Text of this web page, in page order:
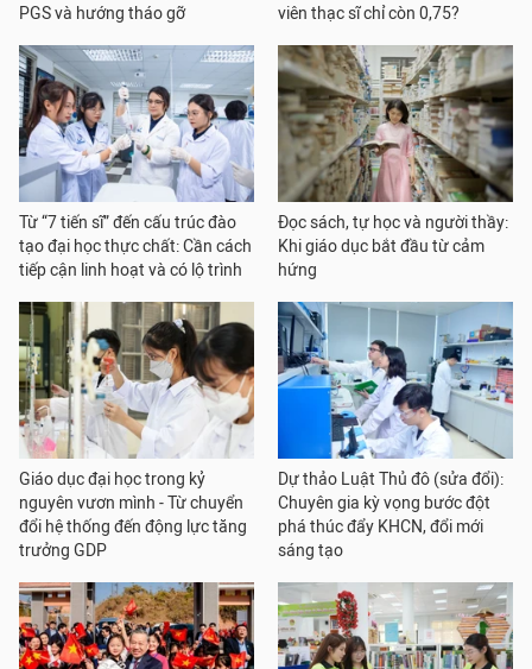
PGS và hướng tháo gỡ
viên thạc sĩ chỉ còn 0,75?
Từ “7 tiến sĩ” đến cấu trúc đào
tạo đại học thực chất: Cần cách
tiếp cận linh hoạt và có lộ trình
Đọc sách, tự học và người thầy:
Khi giáo dục bắt đầu từ cảm
hứng
Giáo dục đại học trong kỷ
nguyên vươn mình - Từ chuyển
đổi hệ thống đến động lực tăng
trưởng GDP
Dự thảo Luật Thủ đô (sửa đổi):
Chuyên gia kỳ vọng bước đột
phá thúc đẩy KHCN, đổi mới
sáng tạo